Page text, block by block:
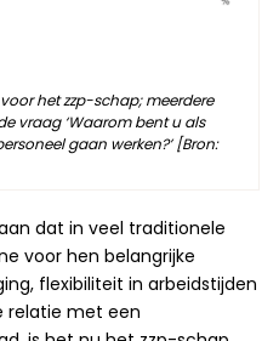
het zzp-schap; meerdere
vraag ‘Waarom bent u als
gaan werken?’ [Bron:
dat in veel traditionele
voor hen belangrijke
flexibiliteit in arbeidstijden
relatie met een